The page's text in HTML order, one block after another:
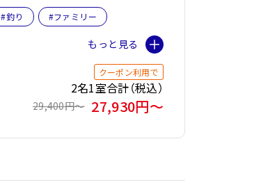
#釣り
#ファミリー
クーポン利用で
2名1室合計（税込）
29,400円〜 27,930円〜